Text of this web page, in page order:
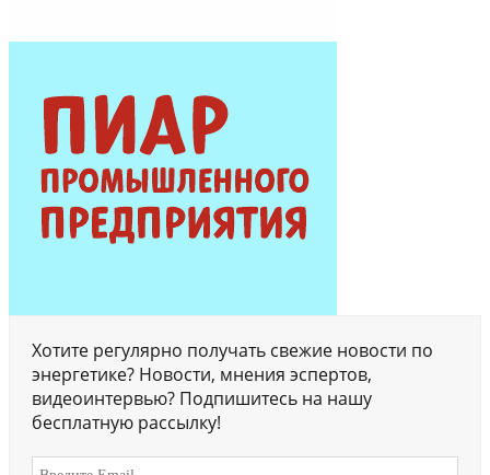
Хотите регулярно получать свежие новости по
энергетике? Новости, мнения эспертов,
видеоинтервью? Подпишитесь на нашу
бесплатную рассылку!